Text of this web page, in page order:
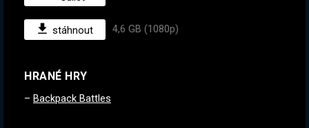
stáhnout 4,6 GB (1080p)
HRANÉ HRY
Backpack Battles